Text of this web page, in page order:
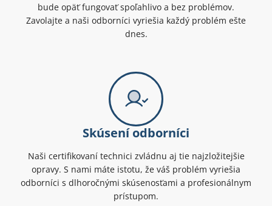
bude opäť fungovať spoľahlivo a bez problémov.
Zavolajte a naši odborníci vyriešia každý problém ešte
dnes.
Skúsení odborníci
Naši certifikovaní technici zvládnu aj tie najzložitejšie
opravy. S nami máte istotu, že váš problém vyriešia
odborníci s dlhoročnými skúsenosťami a profesionálnym
prístupom.